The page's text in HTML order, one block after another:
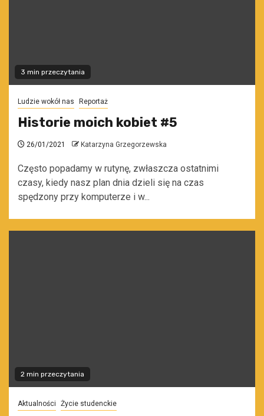
3 min przeczytania
Ludzie wokół nas Reportaż
Historie moich kobiet #5
26/01/2021 Katarzyna Grzegorzewska
Często popadamy w rutynę, zwłaszcza ostatnimi
czasy, kiedy nasz plan dnia dzieli się na czas
spędzony przy komputerze i w...
2 min przeczytania
Aktualności Życie studenckie